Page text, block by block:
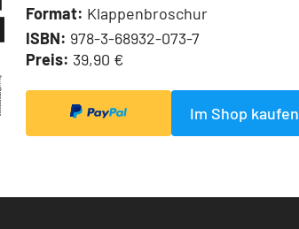
Format: Klappenbroschur
ISBN: 978-3-68932-073-7
Preis: 39,90 €
Im Shop kaufen